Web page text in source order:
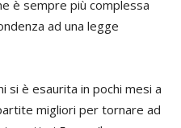
è sempre più complessa
ad una legge
si è esaurita in pochi mesi a
migliori per tornare ad